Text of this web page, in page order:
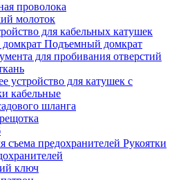
проволока
молоток
для кабельных катушек
Подъемный домкрат
для пробивания отверстий
устройство для катушек с
кабельные
шланга
Рукоятки
ключ